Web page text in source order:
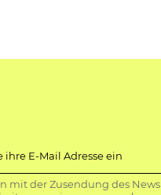
ihre E-Mail Adresse ein
mit der Zusendung des